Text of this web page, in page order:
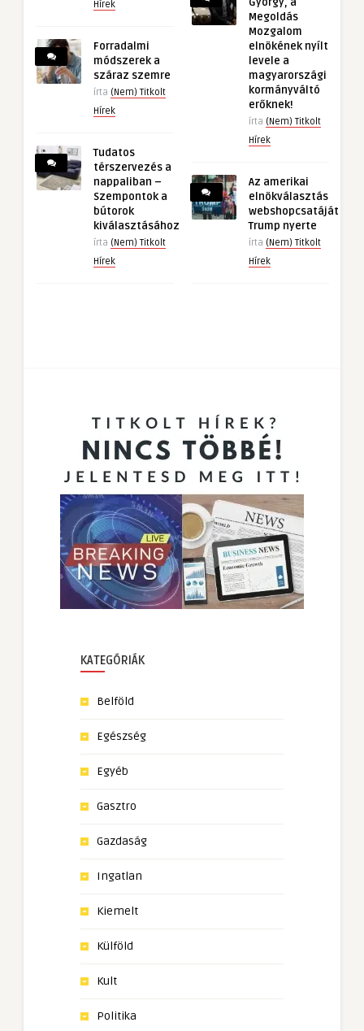
Hírek
Forradalmi
módszerek a
száraz szemre
írta (Nem) Titkolt
Hírek
Tudatos
térszervezés a
nappaliban –
Szempontok a
bútorok
kiválasztásához
írta (Nem) Titkolt
Hírek
Megoldás
Mozgalom
elnökének nyílt
levele a
magyarországi
kormányváltó
erőknek!
írta (Nem) Titkolt
Hírek
Az amerikai
elnökválasztás
webshopcsatáját
Trump nyerte
írta (Nem) Titkolt
Hírek
KATEGÓRIÁK
Belföld
Egészség
Egyéb
Gasztro
Gazdaság
Ingatlan
Kiemelt
Külföld
Kult
Politika